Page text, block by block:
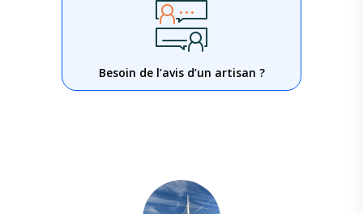
Besoin de l’avis d’un artisan ?